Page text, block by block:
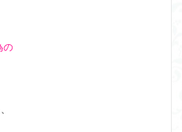
の